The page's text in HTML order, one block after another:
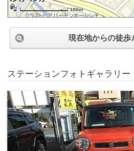
100m
現在地からの徒歩
ステーションフォトギャラリー